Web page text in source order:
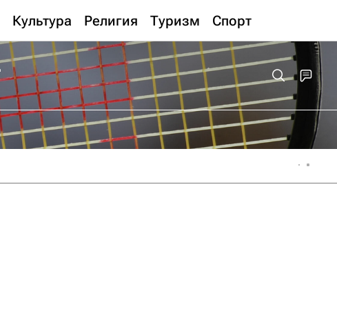
Культура Религия Туризм Спорт